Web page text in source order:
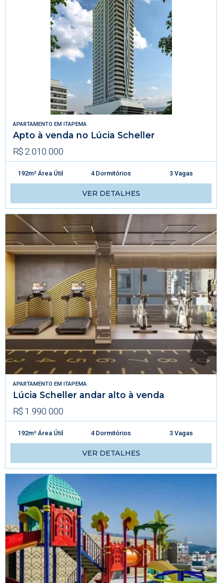
APARTAMENTO EM ITAPEMA
Apto à venda no Lúcia Scheller
R$ 2.010.000
192m² Área Útil 4 Dormitórios 3 Vagas
VER DETALHES
APARTAMENTO EM ITAPEMA
Lúcia Scheller andar alto à venda
R$ 1.990.000
192m² Área Útil 4 Dormitórios 3 Vagas
VER DETALHES